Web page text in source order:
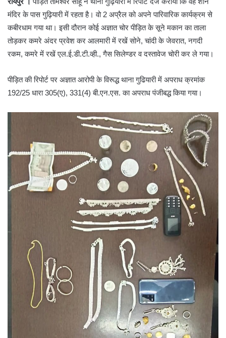
मंदिर के पास गुढ़ियारी में रहता है। वो 2 अप्रैल को अपने पारिवारिक कार्यक्रम से
कबीरधाम गया था। इसी दौरान कोई अज्ञात चोर पीड़ित के सूने मकान का ताला
तोड़कर कमरे अंदर प्रवेश कर आलमारी में रखें सोने, चांदी के जेवरात, नगदी
रकम, कमरे में रखें एल.ई.डी.टी.व्ही., गैस सिलेण्डर व दस्तावेज चोरी कर ले गया।
पीड़ित की रिपोर्ट पर अज्ञात आरोपी के विरूद्ध थाना गुढियारी में अपराध क्रमांक
192/25 धारा 305(ए), 331(4) बी.एन.एस. का अपराध पंजीबद्ध किया गया।